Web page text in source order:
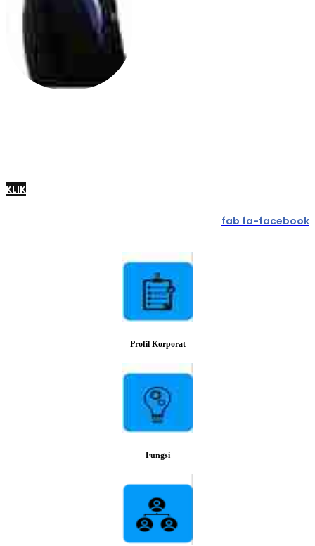
KLIK
fab fa-facebook
Profil Korporat
Fungsi